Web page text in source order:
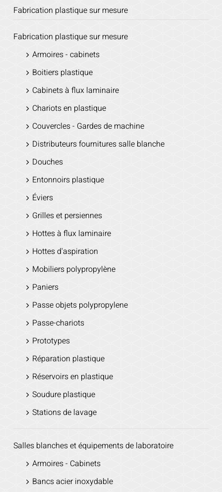
Fabrication plastique sur mesure
Fabrication plastique sur mesure
Armoires - cabinets
Boitiers plastique
Cabinets à flux laminaire
Chariots en plastique
Couvercles - Gardes de machine
Distributeurs fournitures salle blanche
Douches
Entonnoirs plastique
Éviers
Grilles et persiennes
Hottes à flux laminaire
Hottes d'aspiration
Mobiliers polypropylène
Paniers
Passe objets polypropylene
Passe-chariots
Prototypes
Réparation plastique
Réservoirs en plastique
Soudure plastique
Stations de lavage
Salles blanches et équipements de laboratoire
Armoires - Cabinets
Bancs acier inoxydable